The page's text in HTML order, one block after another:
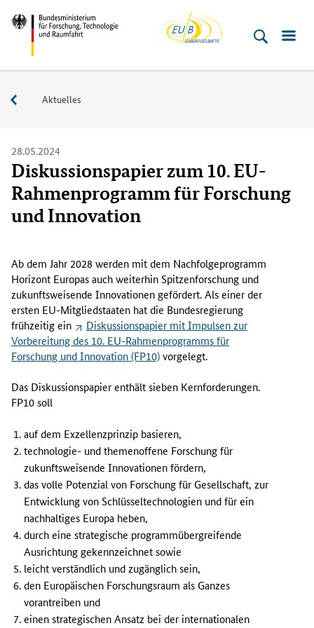
Direkt
zum
Inhalt
(Eingabetaste)
Direkt
zum
Hauptmenu
(Eingabetaste)
Direkt
zur
Suche
(Eingabetaste)
Direkt
zur
Fußleiste
(Enter)
Bundesministerium
Technologie
Buero
Service
Aktuelles
28.05.2024
Diskussionspapier zum 10. EU-
Rahmenprogramm für Forschung
und Innovation
s
e
i
n
e
r
e
r
r
t
n
-
t
Ab dem Jahr 2028 werden mit dem Nachfolgeprogramm
Horizont Europas auch weiterhin Spitzenforschung und
zukunftsweisende Innovationen gefördert. Als einer der
ersten EU-Mitgliedstaaten hat die Bundesregierung
frühzeitig ein
Diskussionspapier mit Impulsen zur
Vorbereitung des 10. EU-Rahmenprogramms für
Forschung und Innovation (FP10)vorgelegt.
Das Diskussionspapier enthält sieben Kernforderungen.
FP10 soll
auf dem Exzellenzprinzip basieren,
technologie- und themenoffene Forschung für
zukunftsweisende Innovationen fördern,
das volle Potenzial von Forschung für Gesellschaft, zur
Entwicklung von Schlüsseltechnologien und für ein
nachhaltiges Europa heben,
durch eine strategische programmübergreifende
Ausrichtung gekennzeichnet sowie
leicht verständlich und zugänglich sein,
den Europäischen Forschungsraum als Ganzes
vorantreiben und
einen strategischen Ansatz bei der internationalen